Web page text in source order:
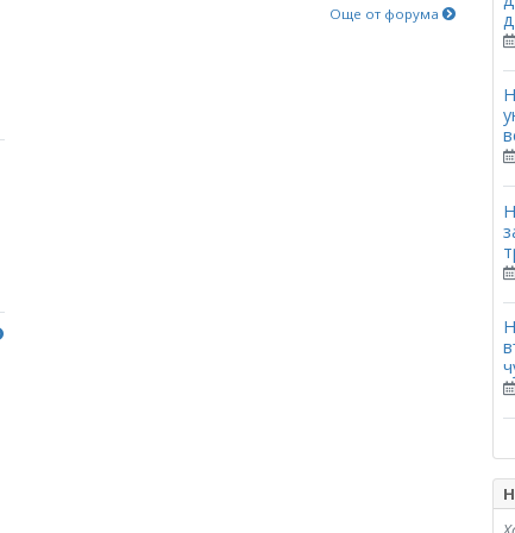
Още от форума